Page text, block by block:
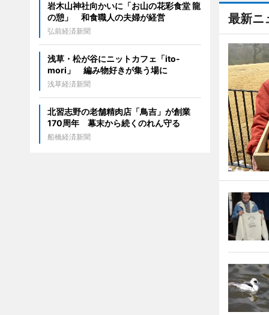
最新ニ
岩木山神社向かいに「お山の花彩食堂 龍
の憩」 和食職人の夫婦が経営
弘前経済新聞
浅草・松が谷にニットカフェ「ito-
mori」 編み物好きが集う場に
浅草経済新聞
北習志野の老舗精肉店「鳥吉」が創業
170周年 幕末から続くのれん守る
船橋経済新聞